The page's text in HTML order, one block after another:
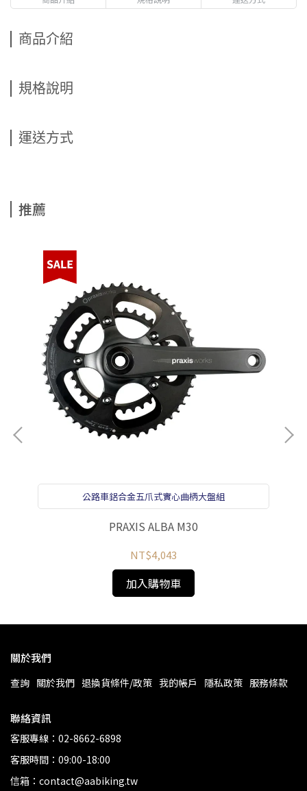
商品介紹
規格說明
運送方式
推薦
公路車鋁合金五爪式實心曲柄大盤組
PRAXIS ALBA M30
NT$4,043
加入購物車
關於我們
查詢 關於我們 退換貨條件/政策 我的帳戶 隱私政策 服務條款
聯絡資訊
客服專線：02-8662-6898
客服時間：09:00-18:00
信箱：contact@aabiking.tw